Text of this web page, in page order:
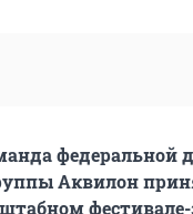
федеральной
Аквилон